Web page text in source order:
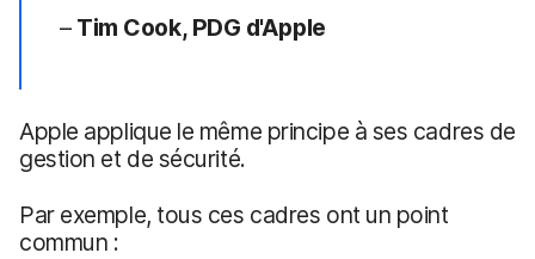
– Tim Cook, PDG d'Apple
Apple applique le même principe à ses cadres de
gestion et de sécurité.
Par exemple, tous ces cadres ont un point
commun :